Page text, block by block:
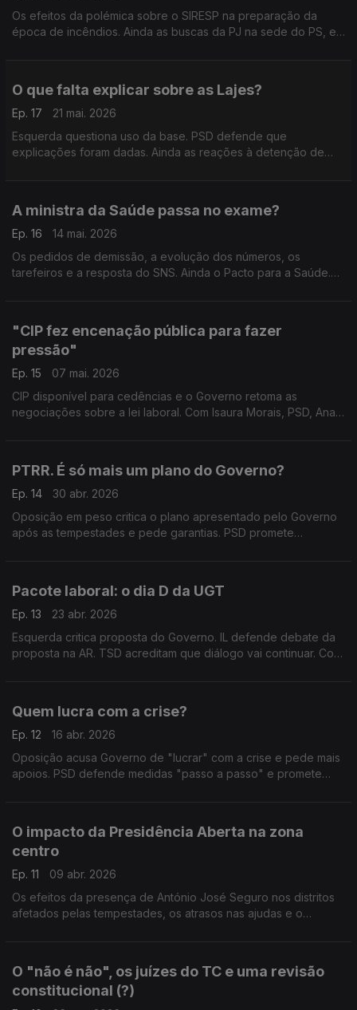
Os efeitos da polémica sobre o SIRESP na preparação da
época de incêndios. Ainda as buscas da PJ na sede do PS, em
O que falta explicar sobre as Lajes?
Ep. 17
21 mai. 2026
Esquerda questiona uso da base. PSD defende que
explicações foram dadas. Ainda as reações à detenção de
A ministra da Saúde passa no exame?
Ep. 16
14 mai. 2026
Os pedidos de demissão, a evolução dos números, os
tarefeiros e a resposta do SNS. Ainda o Pacto para a Saúde.
"CIP fez encenação pública para fazer
pressão"
Ep. 15
07 mai. 2026
CIP disponível para cedências e o Governo retoma as
negociações sobre a lei laboral. Com Isaura Morais, PSD, Ana
PTRR. É só mais um plano do Governo?
Ep. 14
30 abr. 2026
Oposição em peso critica o plano apresentado pelo Governo
após as tempestades e pede garantias. PSD promete
Pacote laboral: o dia D da UGT
Ep. 13
23 abr. 2026
Esquerda critica proposta do Governo. IL defende debate da
proposta na AR. TSD acreditam que diálogo vai continuar. Com
Quem lucra com a crise?
Ep. 12
16 abr. 2026
Oposição acusa Governo de "lucrar" com a crise e pede mais
apoios. PSD defende medidas "passo a passo" e promete
O impacto da Presidência Aberta na zona
centro
Ep. 11
09 abr. 2026
Os efeitos da presença de António José Seguro nos distritos
afetados pelas tempestades, os atrasos nas ajudas e o
O "não é não", os juízes do TC e uma revisão
constitucional (?)